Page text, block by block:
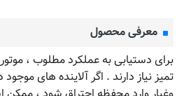
معرفی محصول
برای دستیابی به عملکرد مطلوب ،
تمیز نیاز دارند . اگر آلاینده های موجود